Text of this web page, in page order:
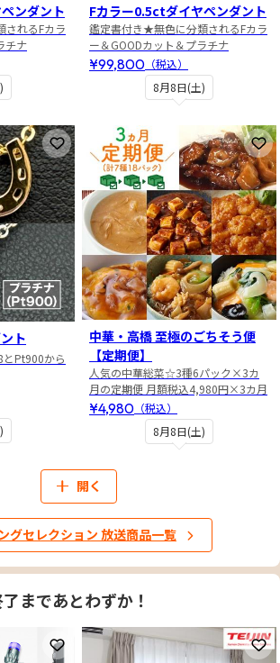
ンダント
れるFカラ
チナ
8月8日(土)
Fカラー0.5ctダイヤペンダント
鑑定書付き★無色に分類されるFカラ
ー＆GOODカット＆プラチナ
¥99,800 （税込）
お気に入りに登録
ト
Pt900から
8月8日(土)
お
中華・高橋 至極のごちそう便
【定期便】
人気の中華総菜☆3種6パック×3カ
月の定期便 月額税込4,980円×3カ月
¥4,980 （税込）
開く
グセレクション 放送商品一覧
まであとわずか！
お気に入りに登録 お